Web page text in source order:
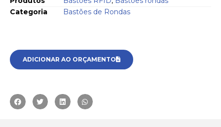
Categoria
Bastões de Rondas
ADICIONAR AO ORÇAMENTO